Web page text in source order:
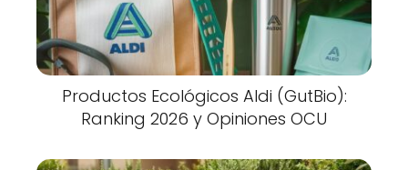
Productos Ecológicos Aldi (GutBio):
Ranking 2026 y Opiniones OCU